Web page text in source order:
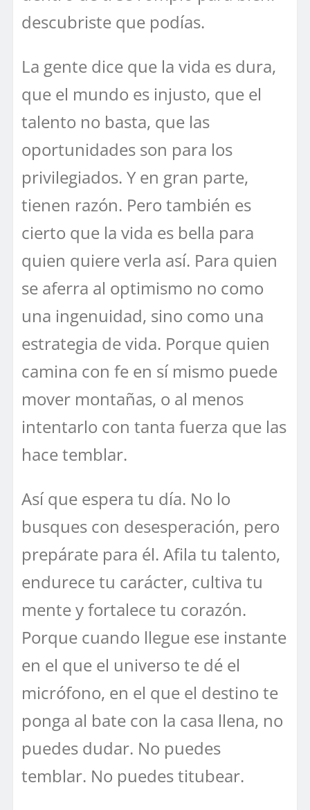
descubriste que podías.
La gente dice que la vida es dura,
que el mundo es injusto, que el
talento no basta, que las
oportunidades son para los
privilegiados. Y en gran parte,
tienen razón. Pero también es
cierto que la vida es bella para
quien quiere verla así. Para quien
se aferra al optimismo no como
una ingenuidad, sino como una
estrategia de vida. Porque quien
camina con fe en sí mismo puede
mover montañas, o al menos
intentarlo con tanta fuerza que las
hace temblar.
Así que espera tu día. No lo
busques con desesperación, pero
prepárate para él. Afila tu talento,
endurece tu carácter, cultiva tu
mente y fortalece tu corazón.
Porque cuando llegue ese instante
en el que el universo te dé el
micrófono, en el que el destino te
ponga al bate con la casa llena, no
puedes dudar. No puedes
temblar. No puedes titubear.